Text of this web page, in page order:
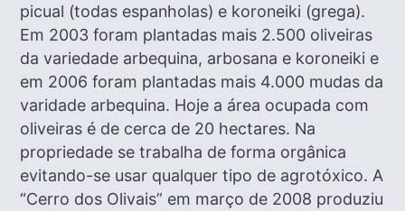
picual (todas espanholas) e koroneiki (grega).
Em 2003 foram plantadas mais 2.500 oliveiras
da variedade arbequina, arbosana e koroneiki e
em 2006 foram plantadas mais 4.000 mudas da
varidade arbequina. Hoje a área ocupada com
oliveiras é de cerca de 20 hectares. Na
propriedade se trabalha de forma orgânica
evitando-se usar qualquer tipo de agrotóxico. A
“Cerro dos Olivais” em março de 2008 produziu